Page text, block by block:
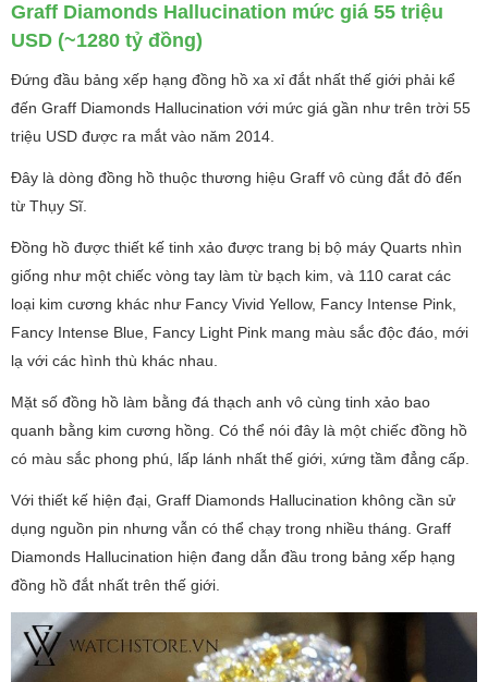
Graff Diamonds Hallucination mức giá 55 triệu
USD (~1280 tỷ đồng)
Đứng đầu bảng xếp hạng đồng hồ xa xỉ đắt nhất thế giới phải kể
đến Graff Diamonds Hallucination với mức giá gần như trên trời 55
triệu USD được ra mắt vào năm 2014.
Đây là dòng đồng hồ thuộc thương hiệu Graff vô cùng đắt đỏ đến
từ Thụy Sĩ.
Đồng hồ được thiết kế tinh xảo được trang bị bộ máy Quarts nhìn
giống như một chiếc vòng tay làm từ bạch kim, và 110 carat các
loại kim cương khác như Fancy Vivid Yellow, Fancy Intense Pink,
Fancy Intense Blue, Fancy Light Pink mang màu sắc độc đáo, mới
lạ với các hình thù khác nhau.
Mặt số đồng hồ làm bằng đá thạch anh vô cùng tinh xảo bao
quanh bằng kim cương hồng. Có thể nói đây là một chiếc đồng hồ
có màu sắc phong phú, lấp lánh nhất thế giới, xứng tầm đẳng cấp.
Với thiết kế hiện đại, Graff Diamonds Hallucination không cần sử
dụng nguồn pin nhưng vẫn có thể chạy trong nhiều tháng. Graff
Diamonds Hallucination hiện đang dẫn đầu trong bảng xếp hạng
đồng hồ đắt nhất trên thế giới.